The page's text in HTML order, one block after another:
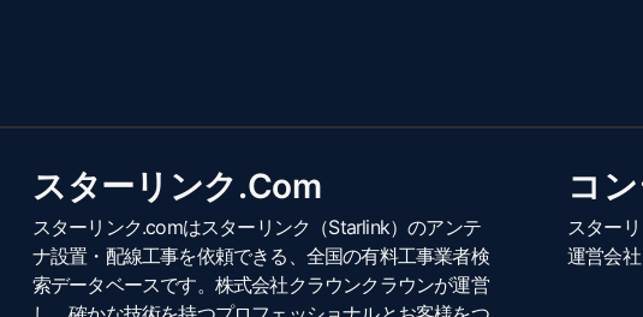
スターリンク.com
スターリンク.comはスターリンク（Starlink）のアンテ
ナ設置・配線工事を依頼できる、全国の有料工事業者検
索データベースです。株式会社クラウンクラウンが運営
コ
スター
運営会